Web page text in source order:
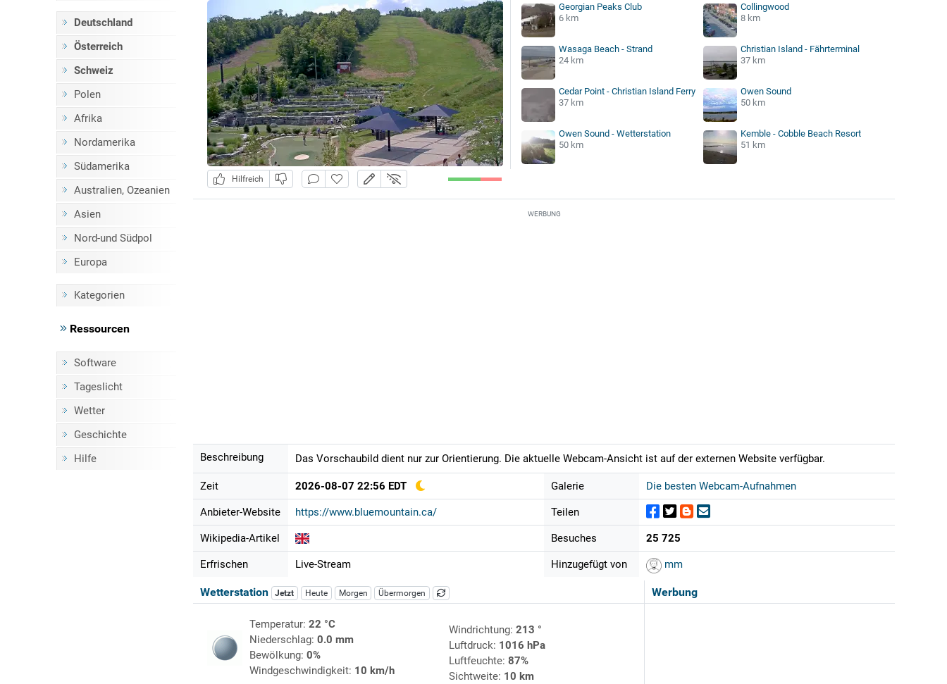
Deutschland
Österreich
Schweiz
Polen
Afrika
Nordamerika
Südamerika
Australien, Ozeanien
Asien
Nord-und Südpol
Europa
Kategorien
Ressourcen
Software
Tageslicht
Wetter
Geschichte
Hilfe
Hilfreich
Georgian Peaks Club
6 km
Collingwood
8 km
Wasaga Beach - Strand
24 km
Christian Island - Fährterminal
37 km
Cedar Point - Christian Island Ferry
37 km
Owen Sound
50 km
Owen Sound - Wetterstation
50 km
Kemble - Cobble Beach Resort
51 km
WERBUNG
Beschreibung Das Vorschaubild dient nur zur Orientierung. Die aktuelle Webcam-Ansicht ist auf der externen Website verfügbar.
Zeit 2026-08-07 22:56 EDT
Anbieter-Website https://www.bluemountain.ca/
Wikipedia-Artikel
Erfrischen Live-Stream
Galerie Die besten Webcam-Aufnahmen
Teilen
Besuches 25 725
Hinzugefügt von mm
Werbung
Wetterstation Jetzt Heute Morgen Übermorgen
Temperatur: 22 °C
Niederschlag: 0.0 mm
Bewölkung: 0%
Windgeschwindigkeit: 10 km/h
Windrichtung: 213 °
Luftdruck: 1016 hPa
Luftfeuchte: 87%
Sichtweite: 10 km